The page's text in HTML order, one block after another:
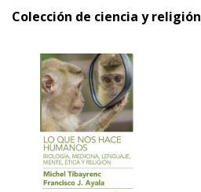
Colección de ciencia y religión